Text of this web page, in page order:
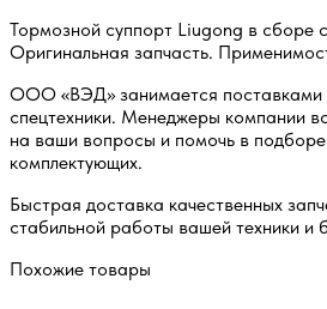
Тормозной суппорт Liugong в сборе
Оригинальная запчасть.
ООО «ВЭД» занимается поставками
спецтехники. Менеджеры компании
на ваши вопросы и помочь в подборе
комплектующих.
Быстрая доставка качественных
стабильной работы вашей техники и
Похожие товары